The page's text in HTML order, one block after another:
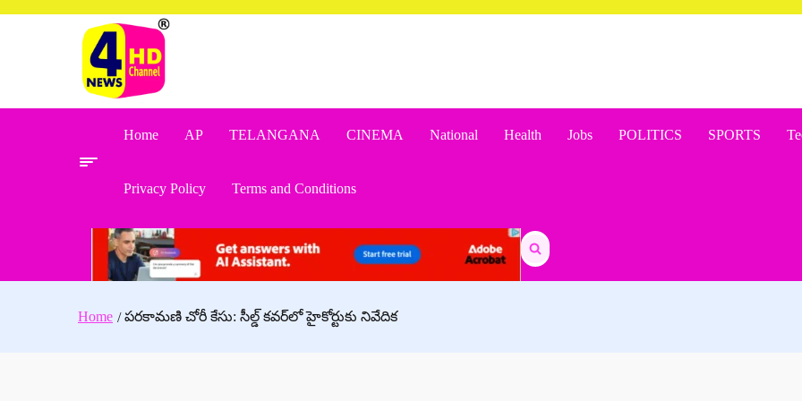
Home AP TELANGANA CINEMA National Health Jobs POLITICS SPORTS
Privacy Policy Terms and Conditions
Search
for:
Home పరకామణి చోరీ కేసు: సీల్డ్ కవర్‌లో హైకోర్టుకు నివేదిక